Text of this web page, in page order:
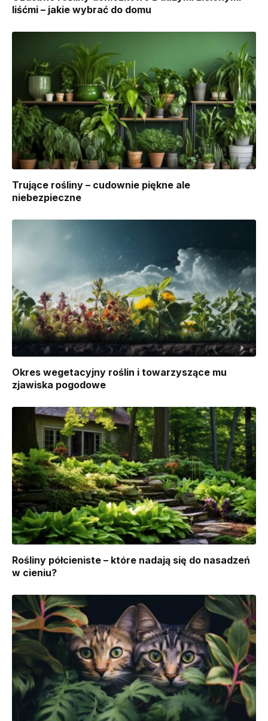
liśćmi – jakie wybrać do domu
Trujące rośliny – cudownie piękne ale
niebezpieczne
Okres wegetacyjny roślin i towarzyszące mu
zjawiska pogodowe
Rośliny półcieniste – które nadają się do nasadzeń
w cieniu?